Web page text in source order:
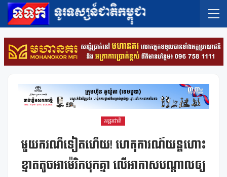
អន្តរជាតិ
មួយករណីទៀតហើយ! ហេតុការណ៍យន្តហោះ
ខ្នាតតូចអាម៉េរិកបុកគ្នា លើអាកាសបណ្តាលឲ្យ